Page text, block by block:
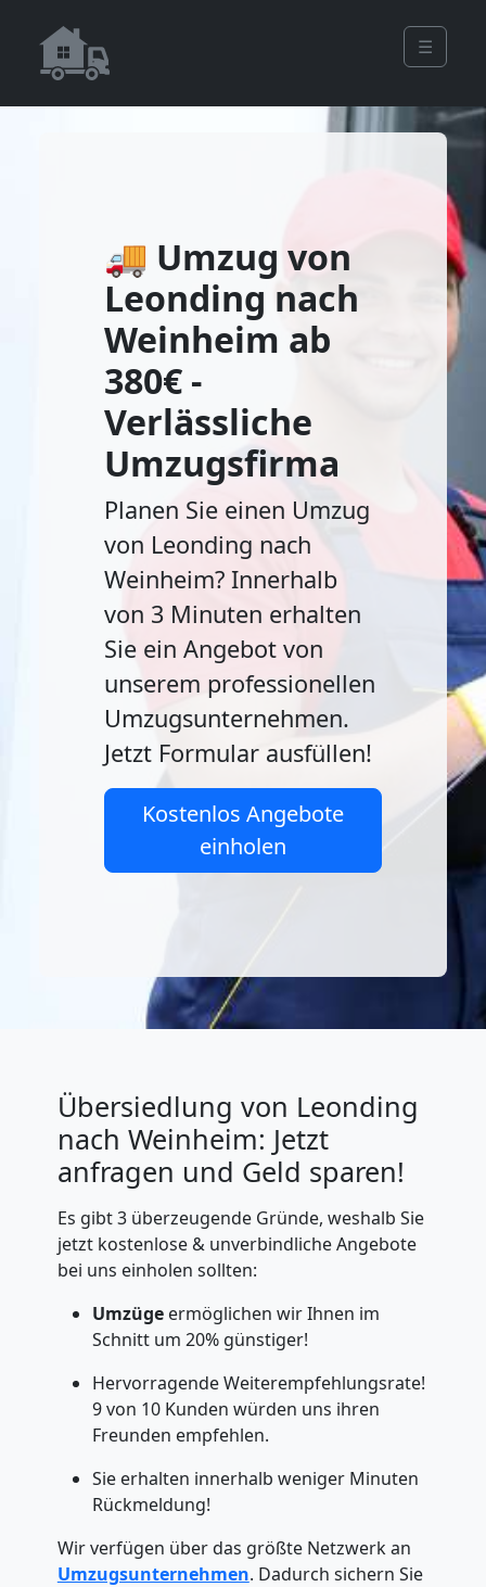
☰
🚚 Umzug von
Leonding nach
Weinheim ab
380€ -
Verlässliche
Umzugsfirma
Planen Sie einen Umzug
von Leonding nach
Weinheim? Innerhalb
von 3 Minuten erhalten
Sie ein Angebot von
unserem professionellen
Umzugsunternehmen.
Jetzt Formular ausfüllen!
Kostenlos Angebote
einholen
Übersiedlung von Leonding
nach Weinheim: Jetzt
anfragen und Geld sparen!
Es gibt 3 überzeugende Gründe, weshalb Sie
jetzt kostenlose & unverbindliche Angebote
bei uns einholen sollten:
Umzüge ermöglichen wir Ihnen im
Schnitt um 20% günstiger!
Hervorragende Weiterempfehlungsrate!
9 von 10 Kunden würden uns ihren
Freunden empfehlen.
Sie erhalten innerhalb weniger Minuten
Rückmeldung!
Wir verfügen über das größte Netzwerk an
Umzugsunternehmen. Dadurch sichern Sie